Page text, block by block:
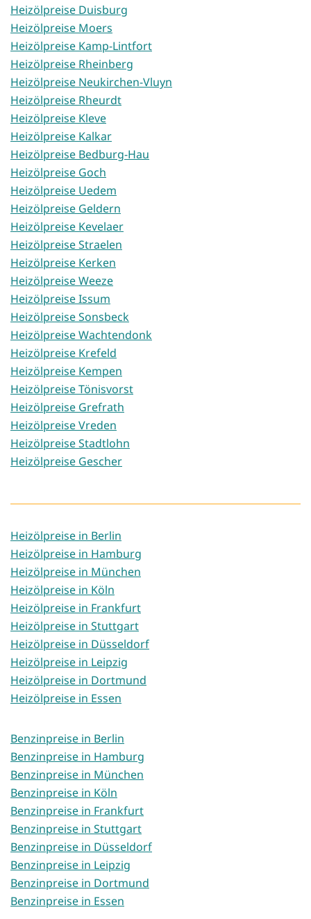
Heizölpreise Duisburg
Heizölpreise Moers
Heizölpreise Kamp-Lintfort
Heizölpreise Rheinberg
Heizölpreise Neukirchen-Vluyn
Heizölpreise Rheurdt
Heizölpreise Kleve
Heizölpreise Kalkar
Heizölpreise Bedburg-Hau
Heizölpreise Goch
Heizölpreise Uedem
Heizölpreise Geldern
Heizölpreise Kevelaer
Heizölpreise Straelen
Heizölpreise Kerken
Heizölpreise Weeze
Heizölpreise Issum
Heizölpreise Sonsbeck
Heizölpreise Wachtendonk
Heizölpreise Krefeld
Heizölpreise Kempen
Heizölpreise Tönisvorst
Heizölpreise Grefrath
Heizölpreise Vreden
Heizölpreise Stadtlohn
Heizölpreise Gescher
Heizölpreise in Berlin
Heizölpreise in Hamburg
Heizölpreise in München
Heizölpreise in Köln
Heizölpreise in Frankfurt
Heizölpreise in Stuttgart
Heizölpreise in Düsseldorf
Heizölpreise in Leipzig
Heizölpreise in Dortmund
Heizölpreise in Essen
Benzinpreise in Berlin
Benzinpreise in Hamburg
Benzinpreise in München
Benzinpreise in Köln
Benzinpreise in Frankfurt
Benzinpreise in Stuttgart
Benzinpreise in Düsseldorf
Benzinpreise in Leipzig
Benzinpreise in Dortmund
Benzinpreise in Essen